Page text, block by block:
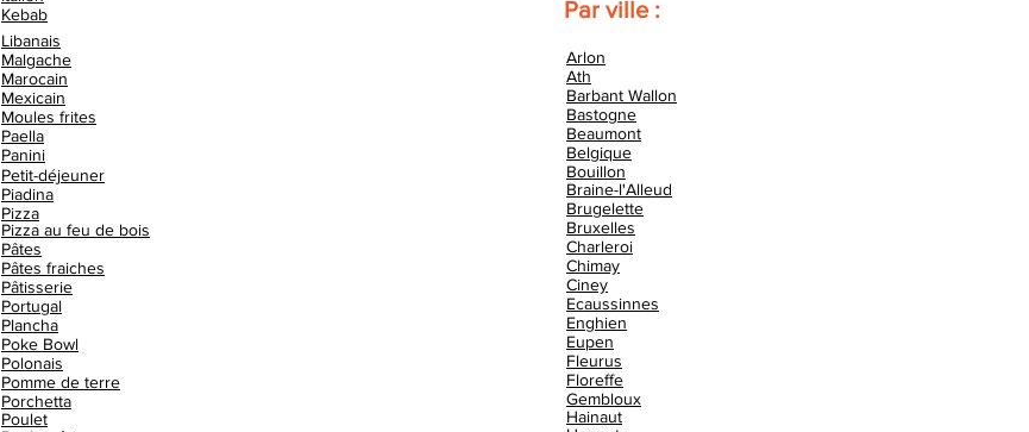
Kebab
Libanais
Malgache
Marocain
Mexicain
Moules frites
Paella
Panini
Petit-déjeuner
Piadina
Pizza
Pizza au feu de bois
Pâtes
Pâtes fraiches
Pâtisserie
Portugal
Plancha
Poke Bowl
Polonais
Pomme de terre
Porchetta
Poulet
Par ville :
Arlon
Ath
Barbant Wallon
Bastogne
Beaumont
Belgique
Bouillon
Braine-l'Alleud
Brugelette
Bruxelles
Charleroi
Chimay
Ciney
Ecaussinnes
Enghien
Eupen
Fleurus
Floreffe
Gembloux
Hainaut